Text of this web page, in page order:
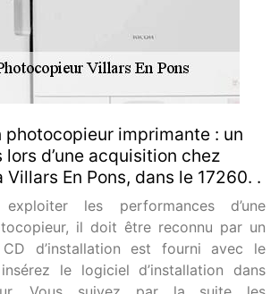
photocopieur imprimante : un
d’une acquisition chez
En Pons, dans le 17260. .
les performances d’une
il doit être reconnu par un
d’installation est fourni avec le
le logiciel d’installation dans